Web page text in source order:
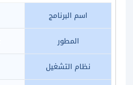
اسم البرنامج
المطور
نظام التشغيل